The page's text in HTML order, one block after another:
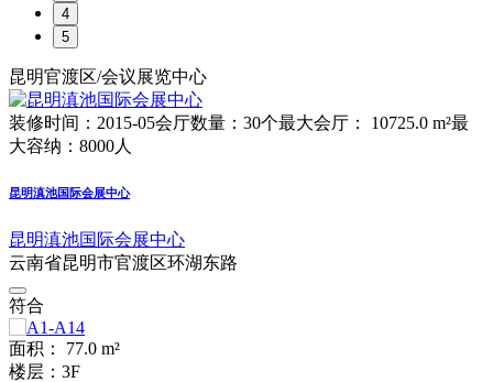
4
5
昆明官渡区/会议展览中心
装修时间：2015-05会厅数量：30个最大会厅： 10725.0 m²最
大容纳：8000人
昆明滇池国际会展中心
昆明滇池国际会展中心
云南省昆明市官渡区环湖东路
符合
面积： 77.0 m²
楼层：3F